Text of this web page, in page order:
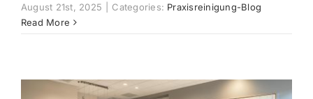
August 21st, 2025 Categories: Praxisreinigung-Blog
Read More